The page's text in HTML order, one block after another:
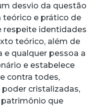
desvio da questão
teórico e prático de
respeite identidades
teórico, além de
e qualquer pessoa a
e estabelece
contra todes,
cristalizadas,
que